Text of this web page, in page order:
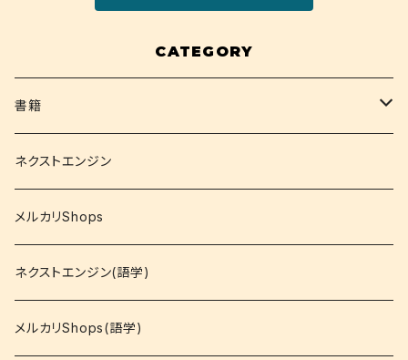
CATEGORY
書籍
関西大学テキスト
就活
資格
コミック
ネクストエンジン
メルカリShops
ネクストエンジン(語学)
メルカリShops(語学)